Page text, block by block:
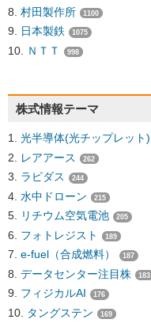
村田製作所 1100
日本製鉄 1075
ＮＴＴ 998
株式情報テーマ
光半導体(光チップレット)
レアアース 262
ラピダス 244
水中ドローン 215
リチウム空気電池 205
フォトレジスト 189
e-fuel（合成燃料） 187
データセンター注目株 183
フィジカルAI 176
タングステン 169